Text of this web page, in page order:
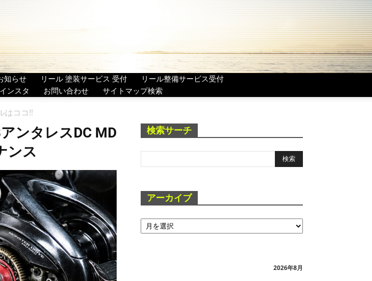
知らせ リール 塗装サービス 受付
リール整備サービス受付
インスタ お問い合わせ サイトマップ検索
はココ!!
ンタレスDC MD
ンス
検索サーチ
アーカイブ
ア
ー
2026年8月